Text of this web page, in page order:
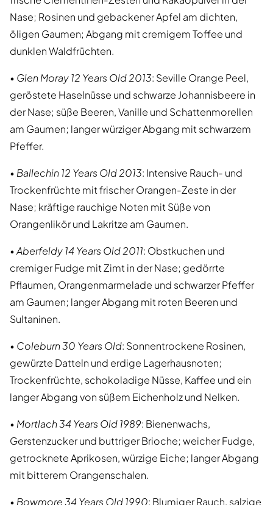
Nase; Rosinen und gebackener Apfel am dichten,
öligen Gaumen; Abgang mit cremigem Toffee und
dunklen Waldfrüchten.
• Glen Moray 12 Years Old 2013: Seville Orange Peel,
geröstete Haselnüsse und schwarze Johannisbeere in
der Nase; süße Beeren, Vanille und Schattenmorellen
am Gaumen; langer würziger Abgang mit schwarzem
Pfeffer.
• Ballechin 12 Years Old 2013: Intensive Rauch- und
Trockenfrüchte mit frischer Orangen-Zeste in der
Nase; kräftige rauchige Noten mit Süße von
Orangenlikör und Lakritze am Gaumen.
•Aberfeldy 14 Years Old 2011: Obstkuchen und
cremiger Fudge mit Zimt in der Nase; gedörrte
Pflaumen, Orangenmarmelade und schwarzer Pfeffer
am Gaumen; langer Abgang mit roten Beeren und
Sultaninen.
• Coleburn 30 Years Old: Sonnentrockene Rosinen,
gewürzte Datteln und erdige Lagerhausnoten;
Trockenfrüchte, schokoladige Nüsse, Kaffee und ein
langer Abgang von süßem Eichenholz und Nelken.
• Mortlach 34 Years Old 1989: Bienenwachs,
Gerstenzucker und buttriger Brioche; weicher Fudge,
getrocknete Aprikosen, würzige Eiche; langer Abgang
mit bitterem Orangenschalen.
• Bowmore 34 Years Old 1990: Blumiger Rauch, salzige